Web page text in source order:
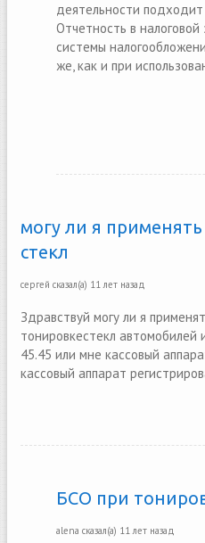
деятельности
Отчетность в
системы
же, как и при
могу ли я
стекл
сергей сказал(а) 11 лет назад
Здравствуй могу ли я
тонировкестекл автомобилей
45.45 или мне кассовый
кассовый аппарат
БСО при
alena сказал(а) 11 лет назад